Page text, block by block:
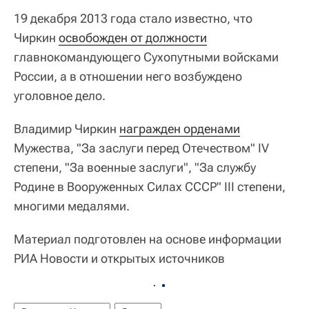
19 декабря 2013 года стало известно, что
Чиркин освобожден от должности
главнокомандующего Сухопутными войсками
России, а в отношении него возбуждено
уголовное дело.
Владимир Чиркин награжден орденами
Мужества, "За заслуги перед Отечеством" IV
степени, "За военные заслуги", "За службу
Родине в Вооруженных Силах СССР" III степени,
многими медалями.
Материал подготовлен на основе информации
РИА Новости и открытых источников